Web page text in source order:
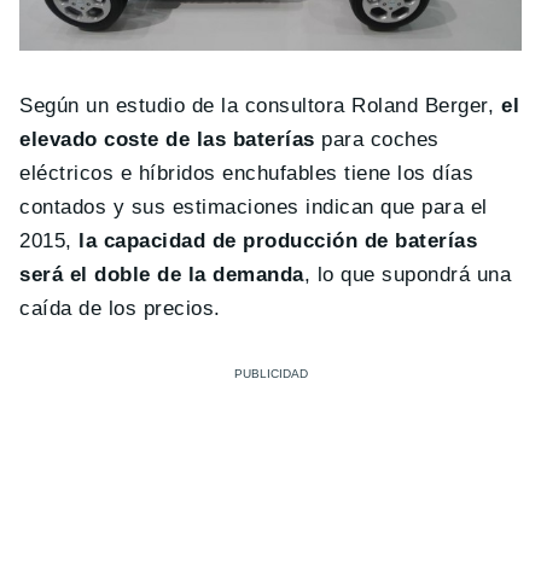
Según un estudio de la consultora Roland Berger, el
elevado coste de las baterías para coches
eléctricos e híbridos enchufables tiene los días
contados y sus estimaciones indican que para el
2015, la capacidad de producción de baterías
será el doble de la demanda, lo que supondrá una
caída de los precios.